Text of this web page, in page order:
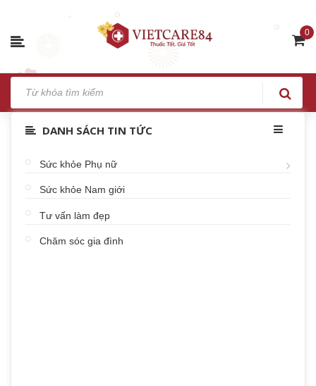
0
DANH SÁCH TIN TỨC
Sức khỏe Phụ nữ
Sức khỏe Nam giới
Tư vấn làm đẹp
Chăm sóc gia đình